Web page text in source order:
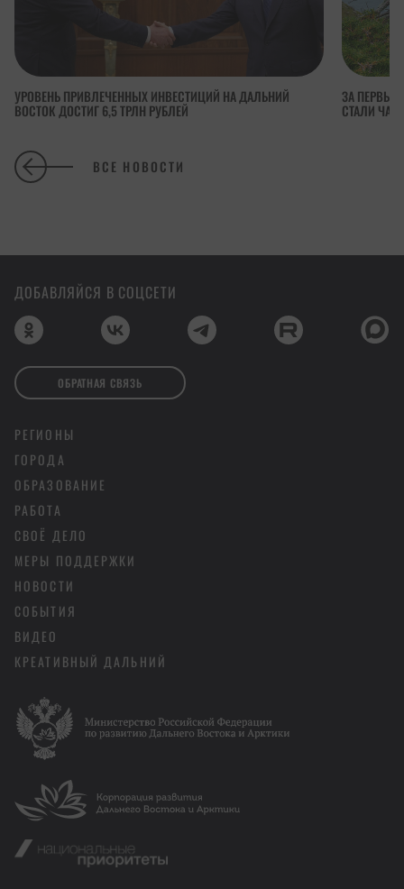
УРОВЕНЬ ПРИВЛЕЧЕННЫХ ИНВЕСТИЦИЙ НА ДАЛЬНИЙ
ВОСТОК ДОСТИГ 6,5 ТРЛН РУБЛЕЙ
ЗА ПЕРВЫЕ
СТАЛИ
ВСЕ НОВОСТИ
РЕГИОНЫ
ГОРОДА
ОБРАЗОВАНИЕ
РАБОТА
СВОЁ ДЕЛО
МЕРЫ ПОДДЕРЖКИ
НОВОСТИ
СОБЫТИЯ
ВИДЕО
КРЕАТИВНЫЙ ДАЛЬНИЙ
ДОБАВЛЯЙСЯ В СОЦСЕТИ
ОБРАТНАЯ СВЯЗЬ